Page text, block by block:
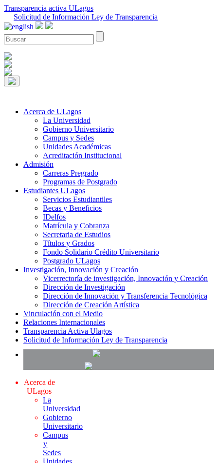
Transparencia activa ULagos
Solicitud de Información Ley de Transparencia
Acerca de ULagos
La Universidad
Gobierno Universitario
Campus y Sedes
Unidades Académicas
Acreditación Institucional
Admisión
Carreras Pregrado
Programas de Postgrado
Estudiantes ULagos
Servicios Estudiantiles
Becas y Beneficios
IDelfos
Matrícula y Cobranza
Secretaria de Estudios
Títulos y Grados
Fondo Solidario Crédito Universitario
Postgrado ULagos
Investigación, Innovación y Creación
Vicerrectoría de investigación, Innovación y Creación
Dirección de Investigación
Dirección de Innovación y Transferencia Tecnológica
Dirección de Creación Artística
Vinculación con el Medio
Relaciones Internacionales
Transparencia Activa Ulagos
Solicitud de Información Ley de Transparencia
Acerca de
ULagos
La
Universidad
Gobierno
Universitario
Campus
y
Sedes
Unidades